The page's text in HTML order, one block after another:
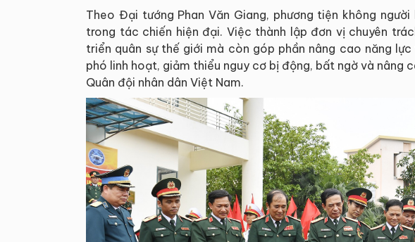
Theo Đại tướng Phan Văn Giang, phương tiện không
trong tác chiến hiện đại. Việc thành lập đơn vị chuyên
triển quân sự thế giới mà còn góp phần nâng cao năng
phó linh hoạt, giảm thiểu nguy cơ bị động, bất ngờ và nâng
Quân đội nhân dân Việt Nam.